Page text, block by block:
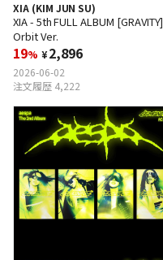
XIA (KIM JUN SU)
XIA - 5th FULL ALBUM [GRAVITY]
Orbit Ver.
19% ¥2,896
2026-06-02
注文履歴 4,222